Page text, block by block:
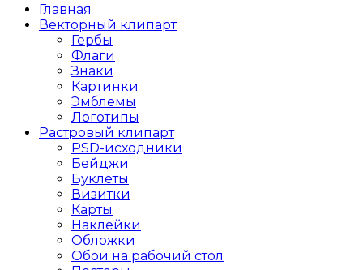
Главная
Векторный клипарт
Гербы
Флаги
Знаки
Картинки
Эмблемы
Логотипы
Растровый клипарт
PSD-исходники
Бейджи
Буклеты
Визитки
Карты
Наклейки
Обложки
Обои на рабочий стол